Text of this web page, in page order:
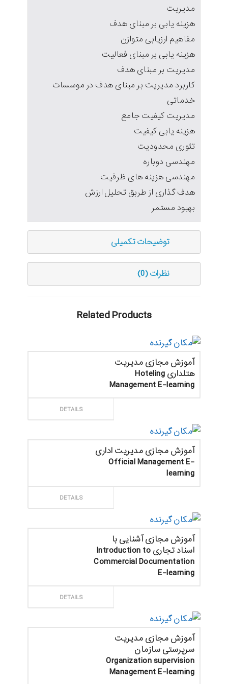
مدیریت
هزینه یابی بر مبنای هدف
مفاهیم ارزیابی متوازن
هزینه یابی بر مبنای فعالیت
مدیریت بر مبنای هدف
کاربرد مدیریت بر مبنای هدف در موسسات
خدماتی
مدیریت کیفیت جامع
هزینه یابی کیفیت
تئوری محدودیت
مهندسی دوباره
مهندسی هزینه های ظرفیت
هدف گذاری از طربق تحلیل ارزش
بهبود مستمر
توضیحات تکمیلی
نظرات (0)
Related Products
آموزش مجازی مدیریت
هتلداری Hoteling
Management E-learning
DETAILS
آموزش مجازی مدیریت اداری
Official Management E-
learning
DETAILS
آموزش مجازی آشنایی با
اسناد تجاری Introduction to
Commercial Documentation
E-learning
DETAILS
آموزش مجازی مدیریت
سرپرستی سازمان
Organization supervision
Management E-learning